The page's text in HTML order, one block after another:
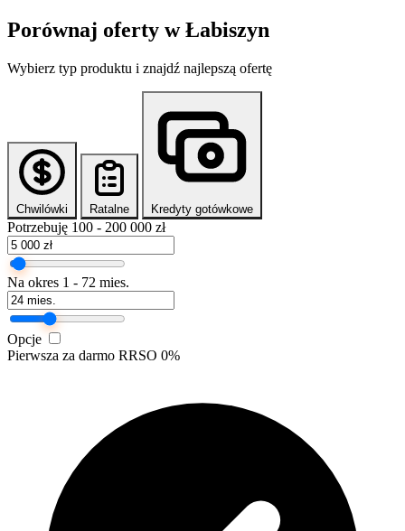
Porównaj oferty wŁabiszyn
Wybierz typ produktu i znajdź najlepszą ofertę
Chwilówki Ratalne Kredyty gotówkowe
Potrzebuję 100 - 200 000 zł
Na okres 1 - 72 mies.
Opcje
Pierwsza za darmo RRSO 0%